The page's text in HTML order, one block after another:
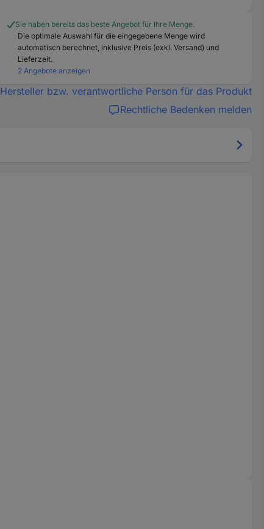
Sie haben bereits das beste Angebot für Ihre Menge.
Die optimale Auswahl für die eingegebene Menge wird
automatisch berechnet, inklusive Preis (exkl. Versand) und
Lieferzeit.
2 Angebote anzeigen
Hersteller bzw. verantwortliche Person für das Produkt
Rechtliche Bedenken melden